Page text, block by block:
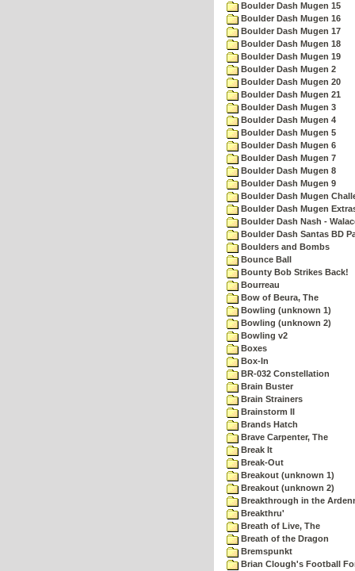
Boulder Dash Mugen 15
Boulder Dash Mugen 16
Boulder Dash Mugen 17
Boulder Dash Mugen 18
Boulder Dash Mugen 19
Boulder Dash Mugen 2
Boulder Dash Mugen 20
Boulder Dash Mugen 21
Boulder Dash Mugen 3
Boulder Dash Mugen 4
Boulder Dash Mugen 5
Boulder Dash Mugen 6
Boulder Dash Mugen 7
Boulder Dash Mugen 8
Boulder Dash Mugen 9
Boulder Dash Mugen
Boulder Dash Mugen
Boulder Dash Nash -
Boulder Dash Santas BD
Boulders and Bombs
Bounce Ball
Bounty Bob Strikes Back!
Bourreau
Bow of Beura, The
Bowling (unknown 1)
Bowling (unknown 2)
Bowling v2
Boxes
Box-In
BR-032 Constellation
Brain Buster
Brain Strainers
Brainstorm II
Brands Hatch
Brave Carpenter, The
Break It
Break-Out
Breakout (unknown 1)
Breakout (unknown 2)
Breakthrough in the
Breakthru'
Breath of Live, The
Breath of the Dragon
Bremspunkt
Brian Clough's Football